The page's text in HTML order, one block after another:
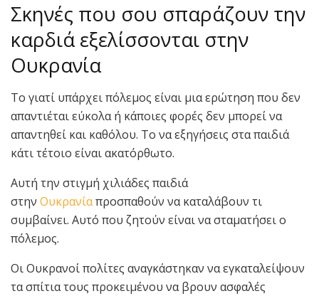
Σκηνές που σου σπαράζουν την
καρδιά εξελίσσονται στην
Ουκρανία
Το γιατί υπάρχει πόλεμος είναι μια ερώτηση που δεν
απαντιέται εύκολα ή κάποιες φορές δεν μπορεί να
απαντηθεί και καθόλου. Το να εξηγήσεις στα παιδιά
κάτι τέτοιο είναι ακατόρθωτο.
Αυτή την στιγμή χιλιάδες παιδιά
στην Ουκρανίαπροσπαθούν να καταλάβουν τι
συμβαίνει. Αυτό που ζητούν είναι να σταματήσει ο
πόλεμος.
Οι Ουκρανοί πολίτες αναγκάστηκαν να εγκαταλείψουν
τα σπίτια τους προκειμένου να βρουν ασφαλές